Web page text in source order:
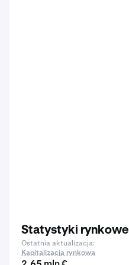
Statystyki rynkowe
Ostatnia aktualizacja:
Kapitalizacja rynkowa